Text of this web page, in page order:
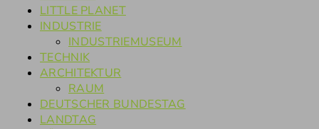
LITTLE PLANET
INDUSTRIE
INDUSTRIEMUSEUM
TECHNIK
ARCHITEKTUR
RAUM
DEUTSCHER BUNDESTAG
LANDTAG